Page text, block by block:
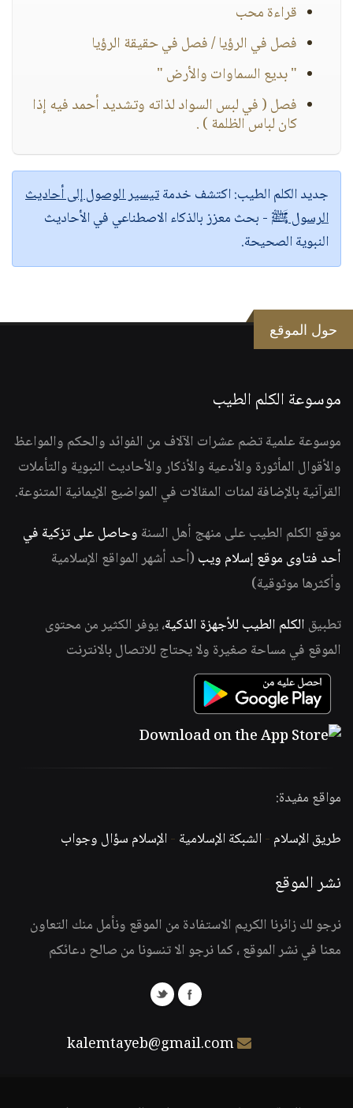
قراءة محب
فصل في الرؤيا / فصل في حقيقة الرؤيا
" بديع السماوات والأرض "
فصل ( في لبس السواد لذاته وتشديد أحمد فيه إذا
كان لباس الظلمة ) .
جديد الكلم الطيب:اكتشف خدمةتيسير الوصول إلى أحاديث
الرسول ﷺ - بحث معزز بالذكاء الاصطناعي في الأحاديث
النبوية الصحيحة.
حول الموقع
موسوعة الكلم الطيب
موسوعة علمية تضم عشرات الآلاف من الفوائد والحكم والمواعظ
والأقوال المأثورة والأدعية والأذكار والأحاديث النبوية والتأملات
القرآنية بالإضافة لمئات المقالات في المواضيع الإيمانية المتنوعة.
موقع الكلم الطيب على منهج أهل السنة وحاصل على تزكية في
أحد فتاوى موقع إسلام ويب (أحد أشهر المواقع الإسلامية
وأكثرها موثوقية)
تطبيق الكلم الطيب للأجهزة الذكية، يوفر الكثير من محتوى
الموقع في مساحة صغيرة ولا يحتاج للاتصال بالانترنت
مواقع مفيدة:
طريق الإسلام -الشبكة الإسلامية -الإسلام سؤال وجواب
نشر الموقع
نرجو لك زائرنا الكريم الاستفادة من الموقع ونأمل منك التعاون
معنا في نشر الموقع ، كما نرجو الا تنسونا من صالح دعائكم
kalemtayeb@gmail.com